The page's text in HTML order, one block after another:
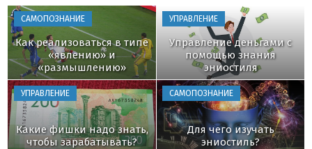
САМОПОЗНАНИЕ
Как реализоваться в типе
«явлению» и
«размышлению»
УПРАВЛЕНИЕ
Управление деньгами с
помощью знания
эниостиля
УПРАВЛЕНИЕ
Какие фишки надо знать,
чтобы зарабатывать?
САМОПОЗНАНИЕ
Для чего изучать
эниостиль?